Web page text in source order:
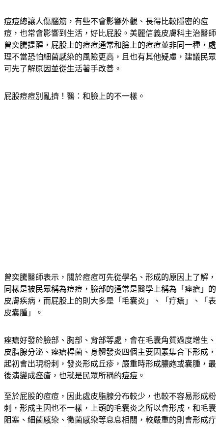
痘痘總讓人傷腦筋，有些不會影響外觀、長得比較隱密的痘
痘，也常會影響到生活，好比屁股。美麗信義皮膚科主治醫師
曾奕騰提醒，屁股上的痘痘通常和臉上的痘痘並非同一種，處
理不當恐怕細菌感染的風險更高，且也有其他疑慮，建議民眾
可先了解原因並從生活著手改善。
屁股痘痘別亂擠！醫：和臉上的不一樣。
曾奕騰醫師表示，關於痘痘可先從學名、形成的原因上了解，
同樣是被民眾稱為痘痘，臉部的通常是醫學上稱為「痤瘡」的
皮膚疾病，而屁股上的則大多是「毛囊炎」、「疔瘡」、「表
皮囊腫」。
痤瘡好發於臉部、胸部、背部等處，會在毛囊角質過度增生、
皮脂腺分泌、痤瘡桿菌、身體發炎四個主要因素集合下形成，
起初會出現粉刺，發炎形成丘疹，嚴重時形成膿皰或囊腫，最
後演變成痤瘡，也就是民眾所稱的痘痘。
至於屁股的痘痘，因此處皮脂腺分布較少，也較不容易形成粉
刺，形成主因也不一樣，上頭的毛囊炎之所以會形成，和毛囊
阻塞、細菌感染、黴菌感染等息息相關，較嚴重的則會形成疔